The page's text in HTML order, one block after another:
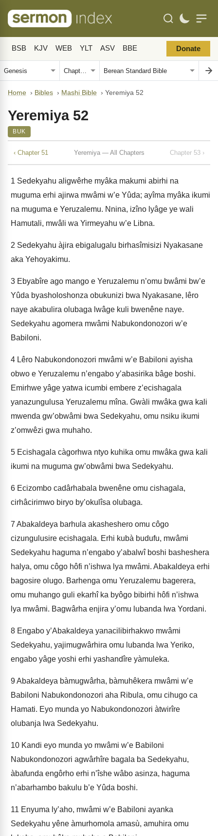
BSB KJV WEB YLT ASV BBE Donate
Home › Bibles › Mashi Bible › Yeremiya 52
Yeremiya 52
BUK
‹ Chapter 51 Yeremiya — All Chapters Chapter 53 ›
1 Sedekyahu aligwêrhe myâka makumi abirhi na
muguma erhi ajirwa mwâmi w’e Yûda; ayîma myâka ikumi
na muguma e Yeruzalemu. Nnina, izîno lyâge ye wali
Hamutali, mwâli wa Yirmeyahu w’e Libna.
2 Sedekyahu àjira ebigalugalu birhasîmisizi Nyakasane
aka Yehoyakimu.
3 Ebyabîre ago mango e Yeruzalemu n’omu bwâmi bw’e
Yûda byasholoshonza obukunizi bwa Nyakasane, lêro
naye akabulira olubaga lwâge kuli bwenêne naye.
Sedekyahu agomera mwâmi Nabukondonozori w’e
Babiloni.
4 Lêro Nabukondonozori mwâmi w’e Babiloni ayisha
obwo e Yeruzalemu n’engabo y’abasirika bâge boshi.
Emirhwe yâge yatwa icumbi embere z’ecishagala
yanazungulusa Yeruzalemu mîna. Gwàli mwâka gwa kali
mwenda gw’obwâmi bwa Sedekyahu, omu nsiku ikumi
z’omwêzi gwa muhaho.
5 Ecishagala càgorhwa ntyo kuhika omu mwâka gwa kali
ikumi na muguma gw’obwâmi bwa Sedekyahu.
6 Ecizombo cadârhabala bwenêne omu cishagala,
cirhâcirimwo biryo by’okulîsa olubaga.
7 Abakaldeya barhula akasheshero omu côgo
cizungulusire ecishagala. Erhi kubà budufu, mwâmi
Sedekyahu haguma n’engabo y’abalwî boshi basheshera
halya, omu côgo hôfi n’ishwa lya mwâmi. Abakaldeya erhi
bagosire olugo. Barhenga omu Yeruzalemu bagerera,
omu muhango guli ekarhî ka byôgo bibirhi hôfi n’ishwa
lya mwâmi. Bagwârha enjira y’omu lubanda lwa Yordani.
8 Engabo y’Abakaldeya yanacilibirhakwo mwâmi
Sedekyahu, yajimugwârhira omu lubanda lwa Yeriko,
engabo yâge yoshi erhi yashandîre yàmuleka.
9Abakaldeya bàmugwârha, bàmuhêkera mwâmi w’e
Babiloni Nabukondonozori aha Ribula, omu cihugo ca
Hamati. Eyo munda yo Nabukondonozori àtwirîre
olubanja lwa Sedekyahu.
10 Kandi eyo munda yo mwâmi w’e Babiloni
Nabukondonozori agwârhîre bagala ba Sedekyahu,
àbafunda engôrho erhi n’îshe wâbo asinza, haguma
n’abarhambo bakulu b’e Yûda boshi.
11 Enyuma ly’aho, mwâmi w’e Babiloni ayanka
Sedekyahu yêne àmurhomola amasù, amuhira omu